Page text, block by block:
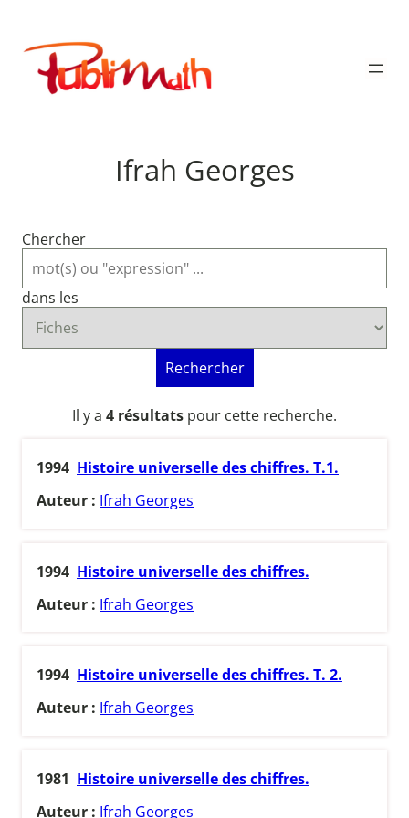
contenu
Publimath
Ifrah Georges
Chercher
dans les
Rechercher
Il y a 4 résultats pour cette recherche.
1994 Histoire universelle des chiffres. T.1.
Auteur : Ifrah Georges
1994 Histoire universelle des chiffres.
Auteur : Ifrah Georges
1994 Histoire universelle des chiffres. T. 2.
Auteur : Ifrah Georges
1981 Histoire universelle des chiffres.
Auteur : Ifrah Georges